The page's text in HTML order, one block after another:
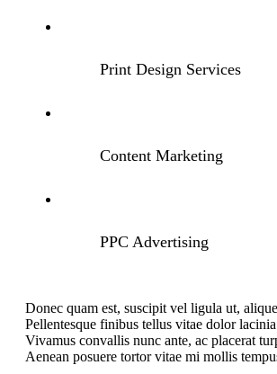
Print Design Services
Content Marketing
PPC Advertising
Donec quam est, suscipit vel ligula ut,
Pellentesque finibus tellus vitae dolor
Vivamus convallis nunc ante, ac placerat
Aenean posuere tortor vitae mi mollis